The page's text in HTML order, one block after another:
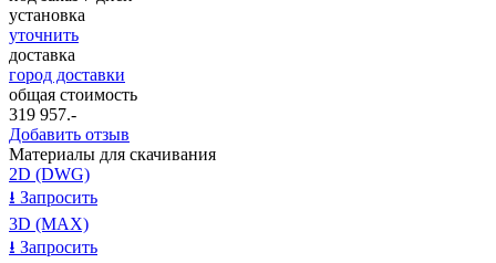
установка
уточнить
доставка
город доставки
общая стоимость
319 957.-
Добавить отзыв
Материалы для скачивания
2D (DWG)
⭳ Запросить
3D (MAX)
⭳ Запросить